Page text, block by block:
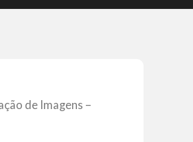
de Imagens –